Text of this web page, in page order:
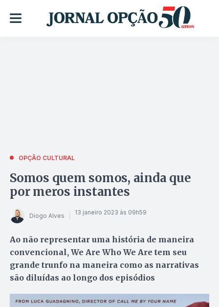
OPÇÃO CULTURAL
Somos quem somos, ainda que
por meros instantes
Diogo Alves 13 janeiro 2023 às 09h59
Ao não representar uma história de maneira
convencional, We Are Who We Are tem seu
grande trunfo na maneira como as narrativas
são diluídas ao longo dos episódios